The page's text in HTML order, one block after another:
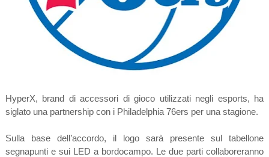
HyperX, brand di accessori di gioco utilizzati negli esports, ha
siglato una partnership con i Philadelphia 76ers per una stagione.
Sulla base dell’accordo, il logo sarà presente sul tabellone
segnapunti e sui LED a bordocampo. Le due parti collaboreranno